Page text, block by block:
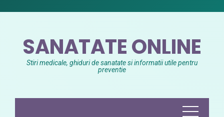
SANATATE ONLINE
Stiri medicale, ghiduri de sanatate si informatii utile pentru
preventie